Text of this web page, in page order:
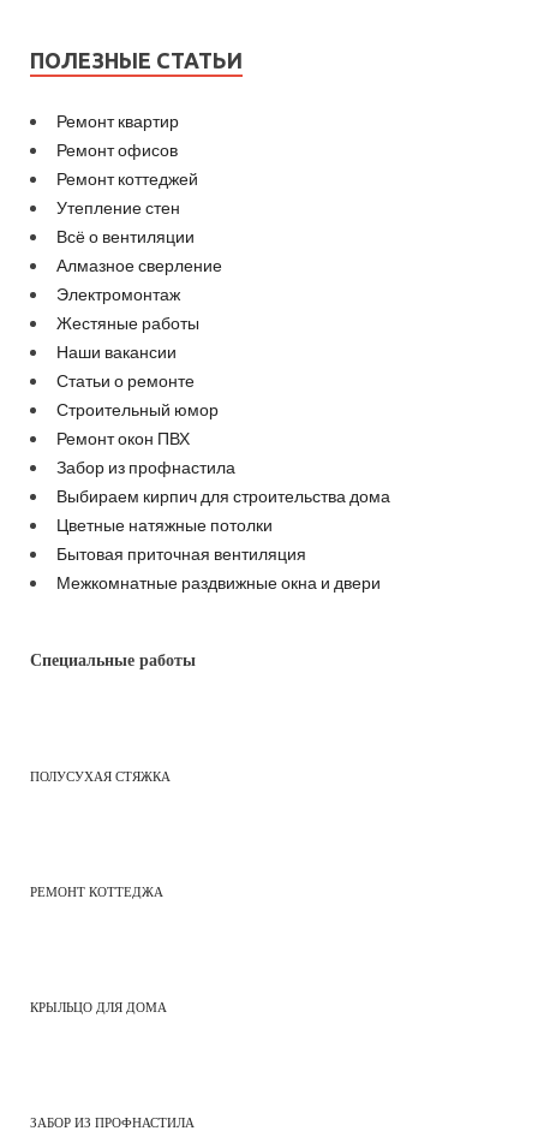
ПОЛЕЗНЫЕ СТАТЬИ
Ремонт квартир
Ремонт офисов
Ремонт коттеджей
Утепление стен
Всё о вентиляции
Алмазное сверление
Электромонтаж
Жестяные работы
Наши вакансии
Статьи о ремонте
Строительный юмор
Ремонт окон ПВХ
Забор из профнастила
Выбираем кирпич для строительства дома
Цветные натяжные потолки
Бытовая приточная вентиляция
Межкомнатные раздвижные окна и двери
Специальные работы
ПОЛУСУХАЯ СТЯЖКА
РЕМОНТ КОТТЕДЖА
КРЫЛЬЦО ДЛЯ ДОМА
ЗАБОР ИЗ ПРОФНАСТИЛА